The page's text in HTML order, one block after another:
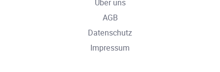
Über uns
AGB
Datenschutz
Impressum